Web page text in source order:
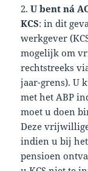
2.U bent ná
KCS: in dit
werkgever
mogelijk om
rechtstreeks
jaar-grens). U
met het ABP
moet u doen
Deze
indien u bij
pensioen